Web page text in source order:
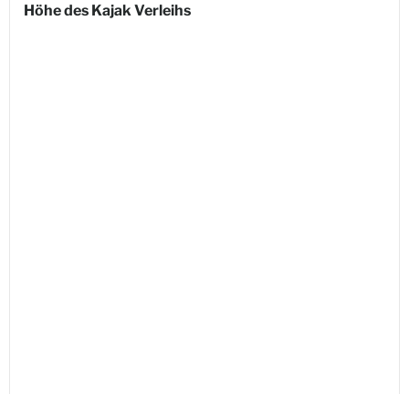
Höhe des Kajak Verleihs